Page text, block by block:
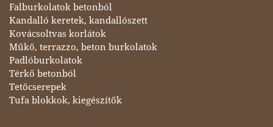
Falburkolatok betonból
Kandalló keretek, kandallószett
Kovácsoltvas korlátok
Műkő, terrazzo, beton burkolatok
Padlóburkolatok
Térkő betonból
Tetőcserepek
Tufa blokkok, kiegészítők